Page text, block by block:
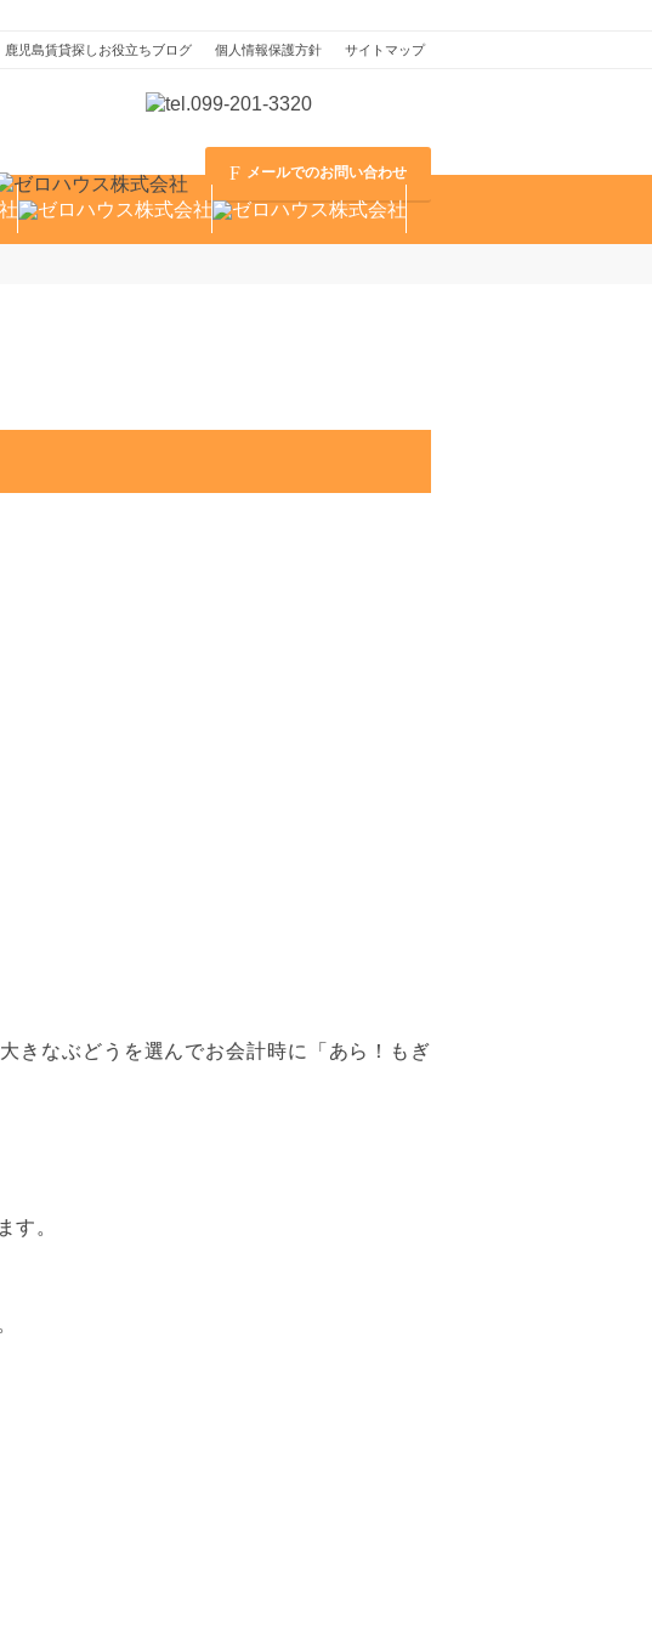
鹿児島賃貸探しお役立ちブログ 個人情報保護方針 サイトマップ
メールでのお問い合わせ
きなぶどうを選んでお会計時に「あら！もぎ
す。